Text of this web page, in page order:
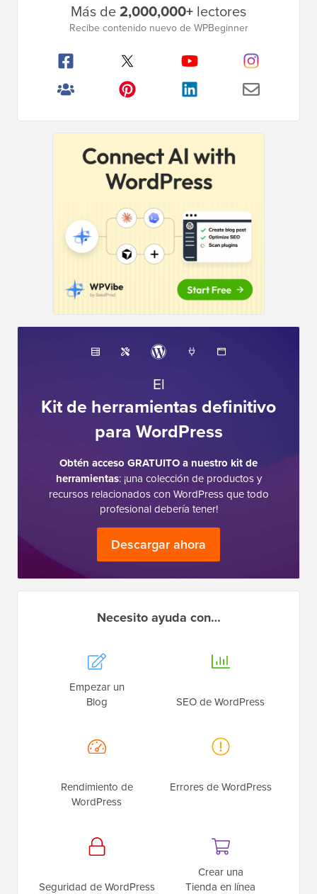
Más de2,000,000+ lectores
Recibe contenido nuevo de WPBeginner
El
Kit de herramientas definitivo
para WordPress
Obtén acceso GRATUITO a nuestro kit de
herramientas: ¡una colección de productos y
recursos relacionados con WordPress que todo
profesional debería tener!
Descargar ahora
Necesito ayuda con…
Empezar un
Blog
SEO de WordPress
Rendimiento de
WordPress
Errores de WordPress
Seguridad de WordPress
Crear una
Tienda en línea